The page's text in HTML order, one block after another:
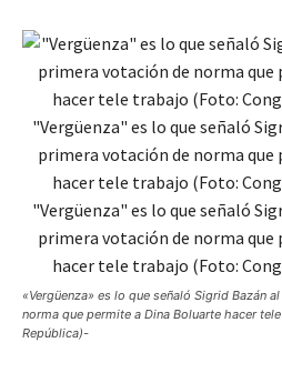
«Vergüenza» es lo que señaló Sigrid Bazán
norma que permite a Dina Boluarte hacer
República)-